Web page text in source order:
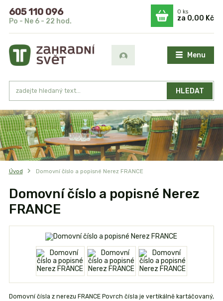
Menu
HLEDAT
605 110 096
Po - Ne 6 - 22 hod.
0ks
za 0,00 Kč
Úvod Domovní číslo a popisné Nerez FRANCE
Domovní číslo a popisné Nerez
FRANCE
Domovní čísla z nerezu FRANCE Povrch čísla je vertikálně kartáčovaný,